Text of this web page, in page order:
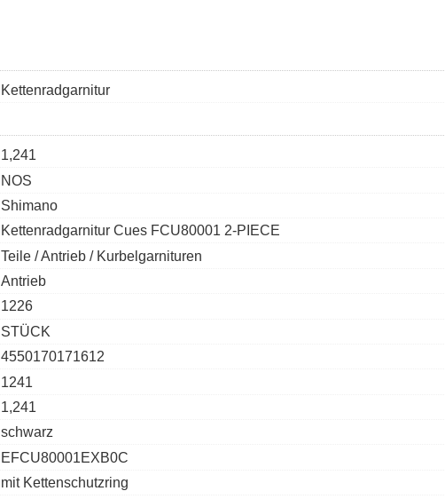
Kettenradgarnitur
1,241
NOS
Shimano
Kettenradgarnitur Cues FCU80001 2-PIECE
Teile / Antrieb / Kurbelgarnituren
Antrieb
1226
STÜCK
4550170171612
1241
1,241
schwarz
EFCU80001EXB0C
mit Kettenschutzring